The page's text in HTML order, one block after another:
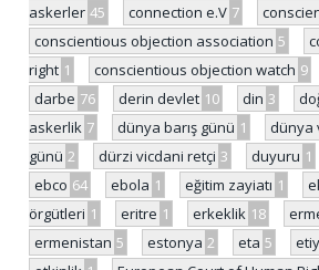
askerler 45 connection e.V 7
conscientious objection association 5
right 1 conscientious objection watch 9
darbe 76 derin devlet 10 din 3
askerlik 7 dünya barış günü 1
dünya
günü 2 dürzi vicdani retçi 3 duyuru 1
ebco 64 ebola 1 eğitim zayiatı 1
örgütleri 1 eritre 1 erkeklik 18
ermenistan 5 estonya 2 eta 5